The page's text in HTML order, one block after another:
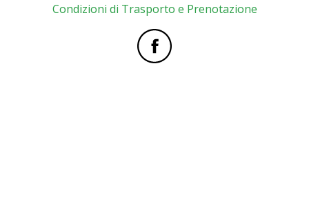
Condizioni di Trasporto e Prenotazione